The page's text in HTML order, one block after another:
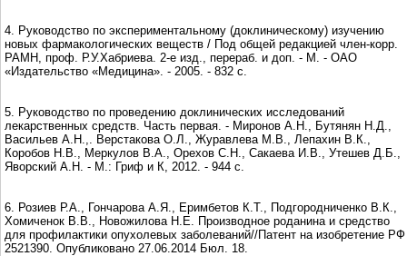
4. Руководство по экспериментальному (доклиническому) изучению
новых фармакологических веществ / Под общей редакцией член-корр.
РАМН, проф. Р.У.Хабриева. 2-е изд., перераб. и доп. - М. - ОАО
«Издательство «Медицина». - 2005. - 832 с.
5. Руководство по проведению доклинических исследований
лекарственных средств. Часть первая. - Миронов А.Н., Бутянян Н.Д.,
Васильев А.Н.,. Верстакова О.Л., Журавлева М.В., Лепахин В.К.,
Коробов Н.В., Меркулов В.А., Орехов С.Н., Сакаева И.В., Утешев Д.Б.,
Яворский А.Н. - М.: Гриф и К, 2012. - 944 с.
6. Розиев Р.А., Гончарова А.Я., Еримбетов К.Т., Подгородниченко В.К.,
Хомиченок В.В., Новожилова Н.Е. Производное роданина и средство
для профилактики опухолевых заболеваний//Патент на изобретение РФ
2521390. Опубликовано 27.06.2014 Бюл. 18.